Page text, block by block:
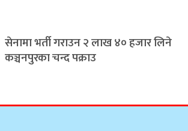
सेनामा भर्ती गराउन २ लाख ४० हजार लिने
कञ्चनपुरका चन्द पक्राउ